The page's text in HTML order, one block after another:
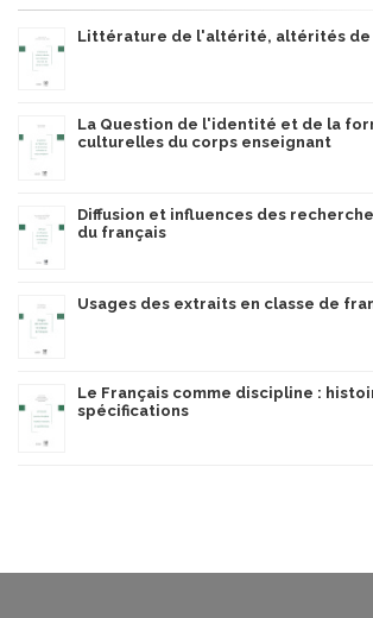
Littérature de l'altérité, altérités
La Question de l'identité et de la
culturelles du corps enseignant
Diffusion et influences des
du français
Usages des extraits en classe de
Le Français comme discipline :
spécifications